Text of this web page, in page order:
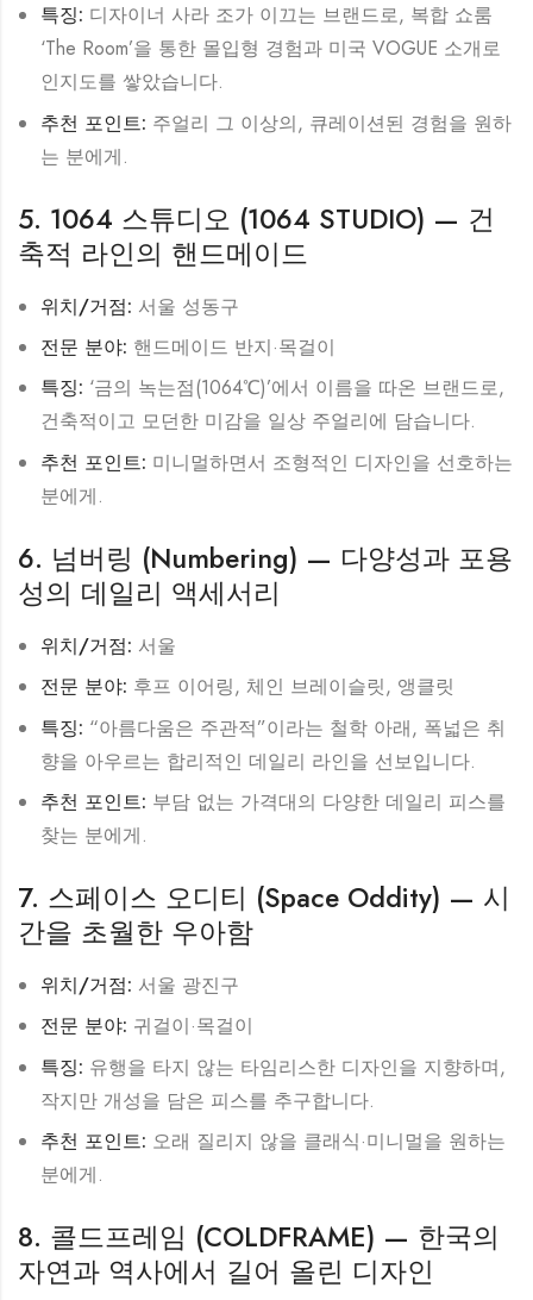
특징: 디자이너 사라 조가 이끄는 브랜드로, 복합 쇼룸
‘The Room’을 통한 몰입형 경험과 미국 VOGUE 소개로
인지도를 쌓았습니다.
추천 포인트: 주얼리 그 이상의, 큐레이션된 경험을 원하
는 분에게.
5. 1064 스튜디오 (1064 STUDIO) — 건
축적 라인의 핸드메이드
위치/거점: 서울 성동구
전문 분야: 핸드메이드 반지·목걸이
특징: ‘금의 녹는점(1064℃)’에서 이름을 따온 브랜드로,
건축적이고 모던한 미감을 일상 주얼리에 담습니다.
추천 포인트: 미니멀하면서 조형적인 디자인을 선호하는
분에게.
6. 넘버링 (Numbering) — 다양성과 포용
성의 데일리 액세서리
위치/거점: 서울
전문 분야: 후프 이어링, 체인 브레이슬릿, 앵클릿
특징: “아름다움은 주관적”이라는 철학 아래, 폭넓은 취
향을 아우르는 합리적인 데일리 라인을 선보입니다.
추천 포인트: 부담 없는 가격대의 다양한 데일리 피스를
찾는 분에게.
7. 스페이스 오디티 (Space Oddity) — 시
간을 초월한 우아함
위치/거점: 서울 광진구
전문 분야: 귀걸이·목걸이
특징: 유행을 타지 않는 타임리스한 디자인을 지향하며,
작지만 개성을 담은 피스를 추구합니다.
추천 포인트: 오래 질리지 않을 클래식·미니멀을 원하는
분에게.
8. 콜드프레임 (COLDFRAME) — 한국의
자연과 역사에서 길어 올린 디자인